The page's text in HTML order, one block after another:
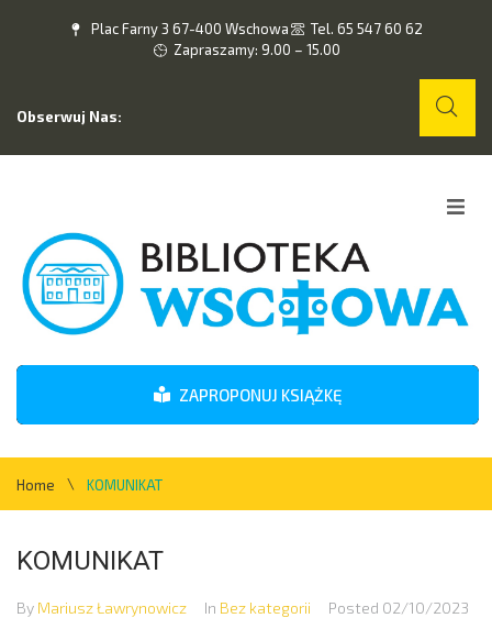
Plac Farny 3 67-400 Wschowa
Tel. 65 547 60 62
Zapraszamy: 9.00 – 15.00
Obserwuj Nas:
O nas
Wydarzenia
Kontakt
ZAPROPONUJ KSIĄŻKĘ
Home \ KOMUNIKAT
KOMUNIKAT
By Mariusz Ławrynowicz In Bez kategorii Posted 02/10/2023